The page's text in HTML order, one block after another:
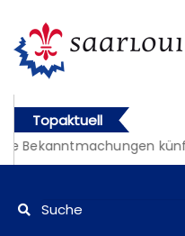
Topaktuell
künftig